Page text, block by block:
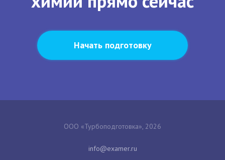
Начать подготовку
ООО «Турбоподготовка», 2026